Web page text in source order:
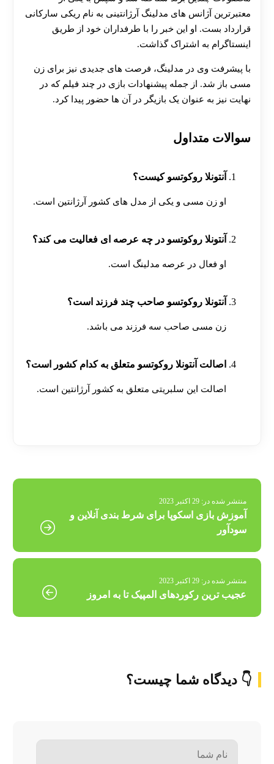
معتبرترین آژانس‌ های مدلینگ آرژانتینی به نام ریکی سارکانی
قرارداد بست. او این خبر را با طرفداران خود از طریق
اینستاگرام به اشتراک گذاشت.
با پیشرفت وی در مدلینگ، فرصت‌ های جدیدی نیز برای زن
مسی باز شد. از جمله پیشنهادات بازی در چند فیلم که در
نهایت نیز به عنوان یک بازیگر در آن‌ ها حضور پیدا کرد.
سوالات متداول
آنتونلا روکوتسو کیست؟
او زن مسی و یکی از مدل های کشور آرژانتین است.
آنتونلا روکوتسو در چه عرصه ای فعالیت می کند؟
او فعال در عرصه مدلینگ است.
آنتونلا روکوتسو صاحب چند فرزند است؟
زن مسی صاحب سه فرزند می باشد.
اصالت آنتونلا روکوتسو متعلق به کدام کشور است؟
اصالت این سلبریتی متعلق به کشور آرژانتین است.
منتشر شده در: 29 اکتبر 2023
آموزش بازی اسکوپا برای شرط بندی آنلاین و
سودآور
منتشر شده در: 29 اکتبر 2023
عجیب ترین رکوردهای المپیک تا به امروز
👇 دیدگاه شما چیست؟